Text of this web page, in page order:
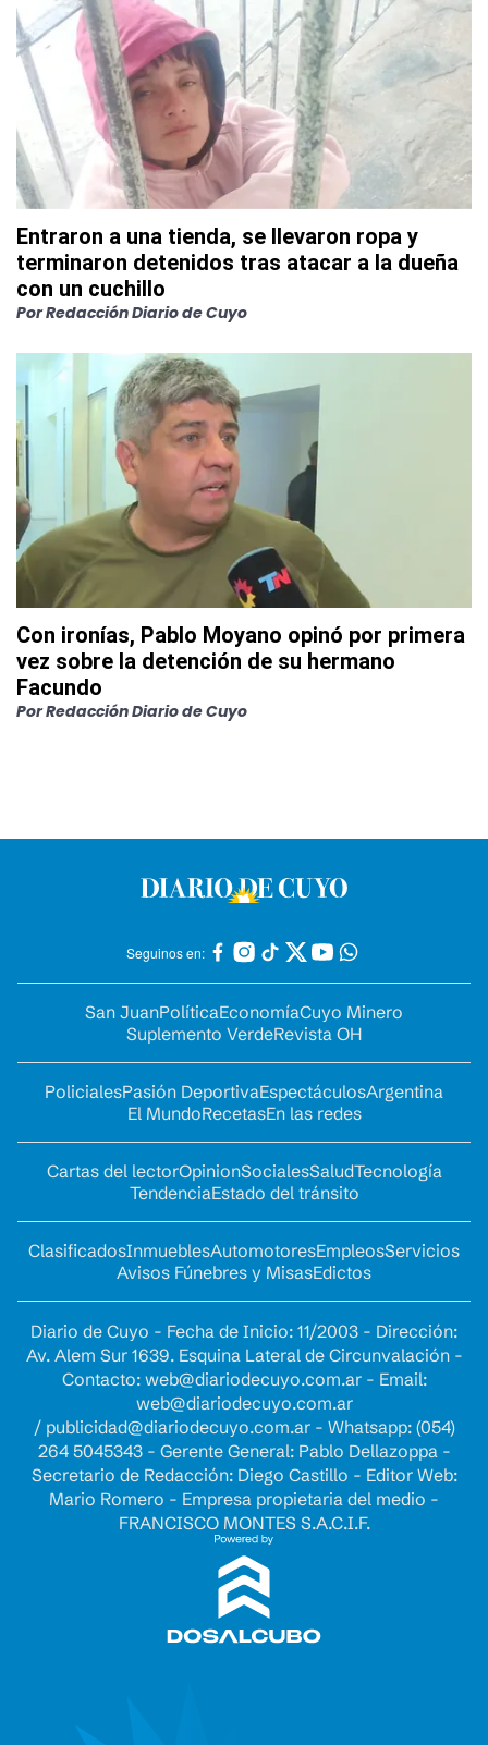
Entraron a una tienda, se llevaron ropa y
terminaron detenidos tras atacar a la dueña
con un cuchillo
PorRedacción Diario de Cuyo
Con ironías, Pablo Moyano opinó por primera
vez sobre la detención de su hermano
Facundo
PorRedacción Diario de Cuyo
Seguinos en:
San JuanPolíticaEconomíaCuyo Minero
Suplemento VerdeRevista OH
PolicialesPasión DeportivaEspectáculosArgentina
El MundoRecetasEn las redes
Cartas del lectorOpinionSocialesSaludTecnología
TendenciaEstado del tránsito
ClasificadosInmueblesAutomotoresEmpleosServicios
Avisos Fúnebres y MisasEdictos
Diario de Cuyo - Fecha de Inicio: 11/2003 - Dirección:
Av. Alem Sur 1639. Esquina Lateral de Circunvalación -
Contacto: web@diariodecuyo.com.ar- Email:
web@diariodecuyo.com.ar
/ publicidad@diariodecuyo.com.ar- Whatsapp: (054)
264 5045343 - Gerente General: Pablo Dellazoppa -
Secretario de Redacción: Diego Castillo - Editor Web:
Mario Romero - Empresa propietaria del medio -
FRANCISCO MONTES S.A.C.I.F.